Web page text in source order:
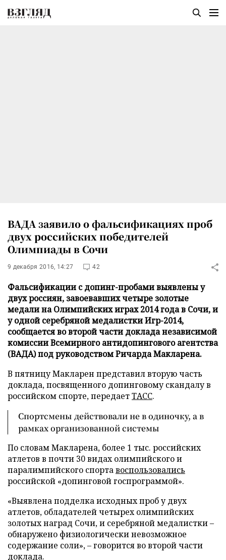
ВАДА заявило о фальсификациях проб
двух российских победителей
Олимпиады в Сочи
9 декабря 2016, 14:27 42
Фальсификации с допинг-пробами выявлены у
двух россиян, завоевавших четыре золотые
медали на Олимпийских играх 2014 года в Сочи, и
у одной серебряной медалистки Игр-2014,
сообщается во второй части доклада независимой
комиссии Всемирного антидопингового агентства
(ВАДА) под руководством Ричарда Макларена.
В пятницу Макларен представил вторую часть
доклада, посвященного допинговому скандалу в
российском спорте, передаетТАСС.
Спортсмены действовали не в одиночку, а в
рамках организованной системы
По словам Макларена, более 1 тыс. российских
атлетов в почти 30 видах олимпийского и
паралимпийского спортавоспользовались
российской «допинговой госпрограммой».
«Выявлена подделка исходных проб у двух
атлетов, обладателей четырех олимпийских
золотых наград Сочи, и серебряной медалистки –
обнаружено физиологически невозможное
содержание соли», – говорится во второй части
доклада.